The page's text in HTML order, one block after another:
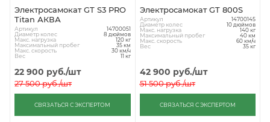
Электросамокат GT S3 PRO
Titan АКВА
Артикул 14700051
Диаметр колес 8 дюймов
Макс. нагрузка 120 кг
Максимальный пробег 35 км
Макс. скорость 30 км/ч
Вес 11 кг
22 900 руб./шт
27 500руб./шт
СВЯЗАТЬСЯ С ЭКСПЕРТОМ
Электросамокат GT 800S
Артикул 14700145
Диаметр колес 10 дюймов
Макс. нагрузка 140 кг
Максимальный пробег 40 км
Макс. скорость 60 км/ч
Вес 35 кг
42 900 руб./шт
51 500руб./шт
СВЯЗАТЬСЯ С ЭКСПЕРТОМ